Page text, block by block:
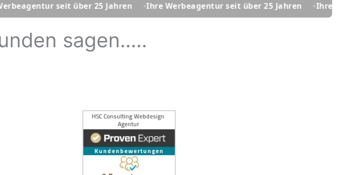
seit über 25 Jahren Ihre Werbeagentur seit über 25 Jahren Ihre
sagen.....